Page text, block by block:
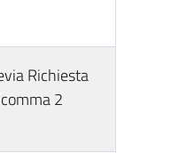
Richiesta
2